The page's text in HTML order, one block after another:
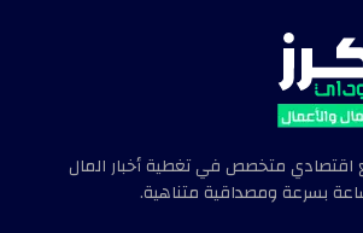
اقتصادي متخصص في تغطية أخبار المال
بسرعة ومصداقية متناهية.